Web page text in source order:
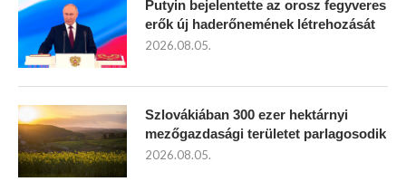
Putyin bejelentette az orosz fegyveres
erők új haderőnemének létrehozását
2026.08.05.
Szlovákiában 300 ezer hektárnyi
mezőgazdasági területet parlagosodik
2026.08.05.